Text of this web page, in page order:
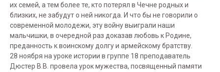
их семей, а тем более те, кто потерял в Чечне родных и
близких, не забудут о ней никогда. И что бы не говорили о
современной молодежи, эту войну выиграли наши
мальчишки, в очередной раз доказав любовь к Родине,
преданность к воинскому долгу и армейскому братству.
28 ноября на уроке истории в группе 18 преподаватель
Дюстер В.В. провела урок мужества, посвященный памяти